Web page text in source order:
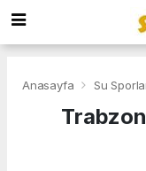
Anasayfa Su